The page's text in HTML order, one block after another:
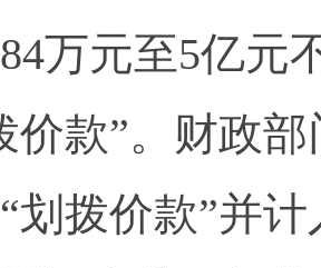
万元至5亿元
价款”。财政
划拨价款”并